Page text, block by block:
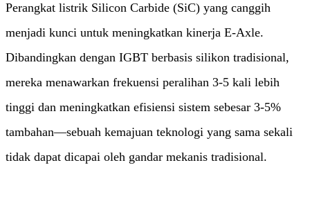
Perangkat listrik Silicon Carbide (SiC) yang canggih
menjadi kunci untuk meningkatkan kinerja E-Axle.
Dibandingkan dengan IGBT berbasis silikon tradisional,
mereka menawarkan frekuensi peralihan 3-5 kali lebih
tinggi dan meningkatkan efisiensi sistem sebesar 3-5%
tambahan—sebuah kemajuan teknologi yang sama sekali
tidak dapat dicapai oleh gandar mekanis tradisional.